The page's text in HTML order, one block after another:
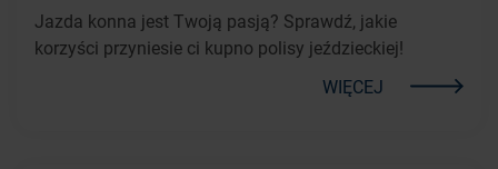
Jazda konna jest Twoją pasją? Sprawdź, jakie
korzyści przyniesie ci kupno polisy jeździeckiej!
WIĘCEJ